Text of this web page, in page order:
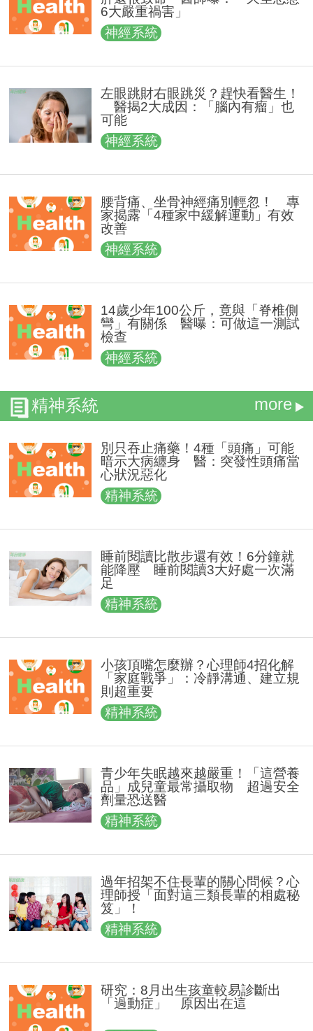
6大嚴重禍害」
神經系統
左眼跳財右眼跳災？趕快看醫生！
醫揭2大成因：「腦內有瘤」也
可能
神經系統
腰背痛、坐骨神經痛別輕忽！ 專
家揭露「4種家中緩解運動」有效
改善
神經系統
14歲少年100公斤，竟與「脊椎側
彎」有關係 醫曝：可做這一測試
檢查
神經系統
精神系統 more
別只吞止痛藥！4種「頭痛」可能
暗示大病纏身 醫：突發性頭痛當
心狀況惡化
精神系統
睡前閱讀比散步還有效！6分鐘就
能降壓 睡前閱讀3大好處一次滿
足
精神系統
小孩頂嘴怎麼辦？心理師4招化解
「家庭戰爭」：冷靜溝通、建立規
則超重要
精神系統
青少年失眠越來越嚴重！「這營養
品」成兒童最常攝取物 超過安全
劑量恐送醫
精神系統
過年招架不住長輩的關心問候？心
理師授「面對這三類長輩的相處秘
笈」！
精神系統
研究：8月出生孩童較易診斷出
「過動症」 原因出在這